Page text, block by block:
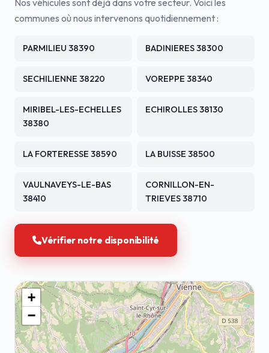
Nos véhicules sont déjà dans votre secteur. Voici les
communes où nous intervenons quotidiennement :
PARMILIEU 38390 BADINIERES 38300
SECHILIENNE 38220 VOREPPE 38340
MIRIBEL-LES-ECHELLES
38380
ECHIROLLES 38130
LA FORTERESSE 38590 LA BUISSE 38500
VAULNAVEYS-LE-BAS
38410
CORNILLON-EN-
TRIEVES 38710
Vérifier notre disponibilité
+
−